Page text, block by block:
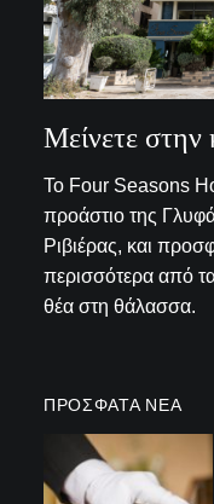
Μείνετε στην
Το Four Seasons
προάστιο της
Ριβιέρας, και
περισσότερα από
θέα στη θάλασσα.
ΠΡΌΣΦΑΤΑ ΝΈΑ